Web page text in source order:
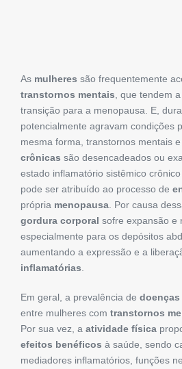
As mulheres são frequentemente
transtornos mentais , que tendem
transição para a menopausa. E,
potencialmente agravam condições
mesma forma, transtornos mentais
crônicas são desencadeados ou
estado inflamatório sistêmico
pode ser atribuído ao processo de
própria menopausa . Por causa
gordura corporal sofre expansão e
especialmente para os depósitos
aumentando a expressão e a
inflamatórias
Em geral, a prevalência de
entre mulheres com transtornos
Por sua vez, a atividade física
efeitos benéficos à saúde, sendo
mediadores inflamatórios, funções